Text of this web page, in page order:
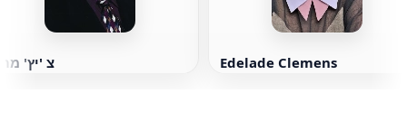
צ 'יץ' Edelade Clemens